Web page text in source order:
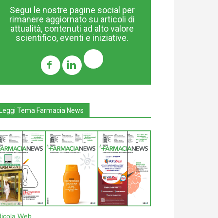
Segui le nostre pagine social per
rimanere aggiornato su articoli di
attualità, contenuti ad alto valore
scientifico, eventi e iniziative.
Tema Farmacia News
Web